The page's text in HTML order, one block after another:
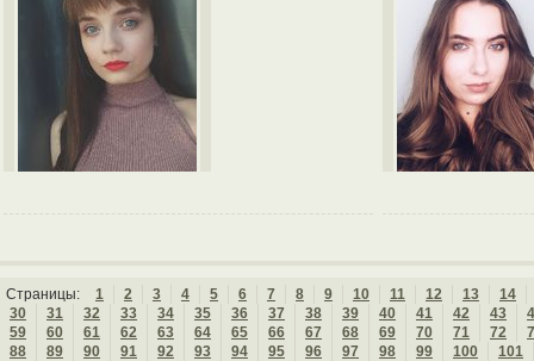
Страницы: 1 2 3 4 5 6 7 8 9 10 11 12 13
14
30
31 32 33 34 35 36 37 38 39 40 41 42 43
59
60 61 62 63 64 65 66 67 68 69 70 71 72
88
89 90 91 92 93 94 95 96 97 98 99 100
101